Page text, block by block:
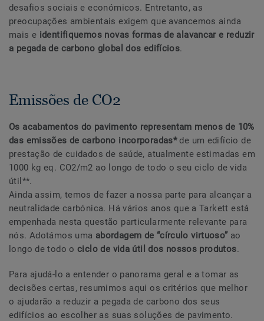
desafios sociais e económicos. Entretanto, as
preocupações ambientais exigem que avancemos ainda
mais e identifiquemos novas formas de alavancar e reduzir
a pegada de carbono global dos edifícios.
Emissões de CO2
Os acabamentos do pavimento representam menos de 10%
das emissões de carbono incorporadas*de um edifício de
prestação de cuidados de saúde, atualmente estimadas em
1000 kg eq. CO2/m2 ao longo de todo o seu ciclo de vida
útil**.
Ainda assim, temos de fazer a nossa parte para alcançar a
neutralidade carbónica. Há vários anos que a Tarkett está
empenhada nesta questão particularmente relevante para
nós. Adotámos uma abordagem de “círculo virtuoso”ao
longo de todo ociclo de vida útil dos nossos produtos.
Para ajudá-lo a entender o panorama geral e a tomar as
decisões certas, resumimos aqui os critérios que melhor
o ajudarão a reduzir a pegada de carbono dos seus
edifícios ao escolher as suas soluções de pavimento.